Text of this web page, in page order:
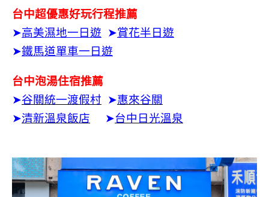
台中超優惠好玩行程推薦
➤高美濕地一日遊 ➤賞花半日遊
➤鐵馬道單車一日遊
台中泡湯住宿推薦
➤谷關統一渡假村 ➤惠來谷關
➤清新溫泉飯店 ➤台中日光溫泉